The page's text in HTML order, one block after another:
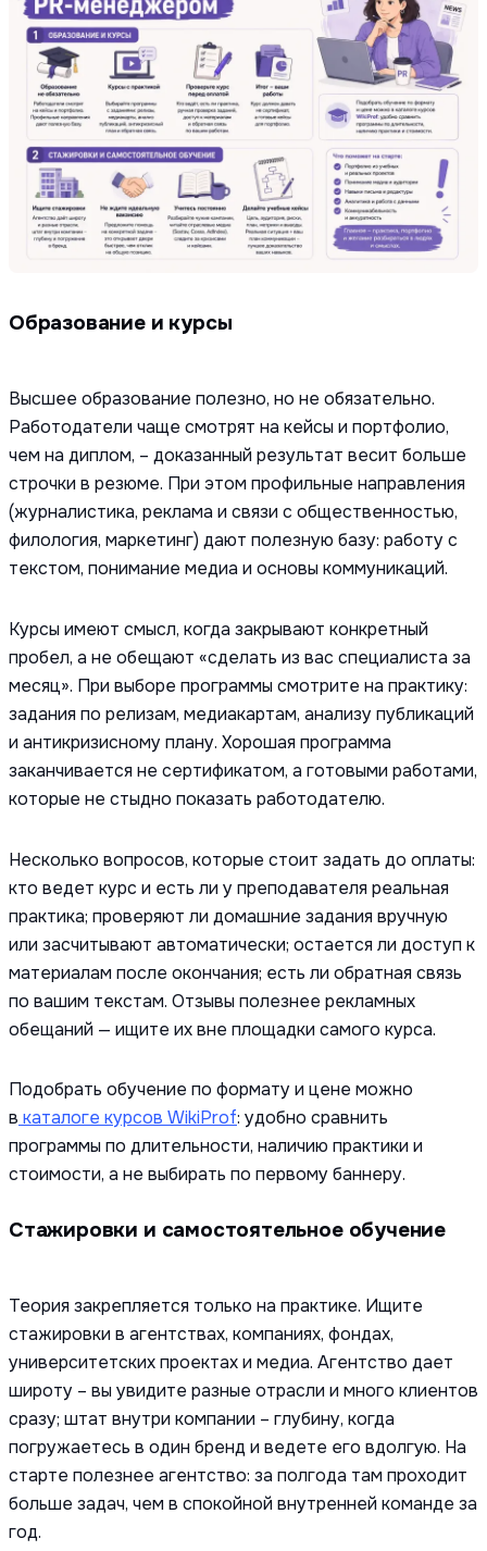
Образование и курсы
Высшее образование полезно, но не обязательно.
Работодатели чаще смотрят на кейсы и портфолио,
чем на диплом, – доказанный результат весит больше
строчки в резюме. При этом профильные направления
(журналистика, реклама и связи с общественностью,
филология, маркетинг) дают полезную базу: работу с
текстом, понимание медиа и основы коммуникаций.
Курсы имеют смысл, когда закрывают конкретный
пробел, а не обещают «сделать из вас специалиста за
месяц». При выборе программы смотрите на практику:
задания по релизам, медиакартам, анализу публикаций
и антикризисному плану. Хорошая программа
заканчивается не сертификатом, а готовыми работами,
которые не стыдно показать работодателю.
Несколько вопросов, которые стоит задать до оплаты:
кто ведет курс и есть ли у преподавателя реальная
практика; проверяют ли домашние задания вручную
или засчитывают автоматически; остается ли доступ к
материалам после окончания; есть ли обратная связь
по вашим текстам. Отзывы полезнее рекламных
обещаний — ищите их вне площадки самого курса.
Подобрать обучение по формату и цене можно
в каталоге курсов WikiProf: удобно сравнить
программы по длительности, наличию практики и
стоимости, а не выбирать по первому баннеру.
Стажировки и самостоятельное обучение
Теория закрепляется только на практике. Ищите
стажировки в агентствах, компаниях, фондах,
университетских проектах и медиа. Агентство дает
широту – вы увидите разные отрасли и много клиентов
сразу; штат внутри компании – глубину, когда
погружаетесь в один бренд и ведете его вдолгую. На
старте полезнее агентство: за полгода там проходит
больше задач, чем в спокойной внутренней команде за
год.